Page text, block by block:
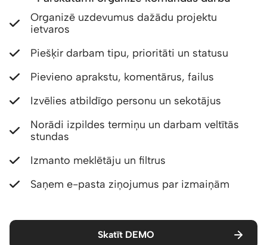
Organizē uzdevumus dažādu projektu
ietvaros
Piešķir darbam tipu, prioritāti un statusu
Pievieno aprakstu, komentārus, failus
Izvēlies atbildīgo personu un sekotājus
Norādi izpildes termiņu un darbam veltītās
stundas
Izmanto meklētāju un filtrus
Saņem e-pasta ziņojumus par izmaiņām
Skatīt DEMO